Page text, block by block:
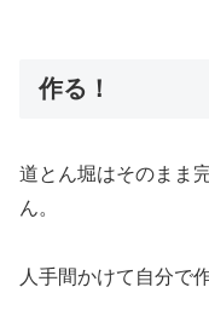
作る！
道とん堀はそのまま
ん。
人手間かけて自分で